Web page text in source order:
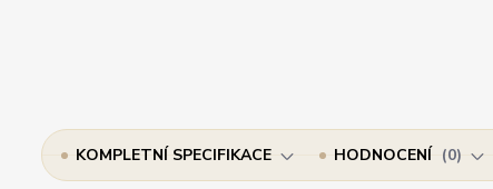
KOMPLETNÍ SPECIFIKACE HODNOCENÍ 0